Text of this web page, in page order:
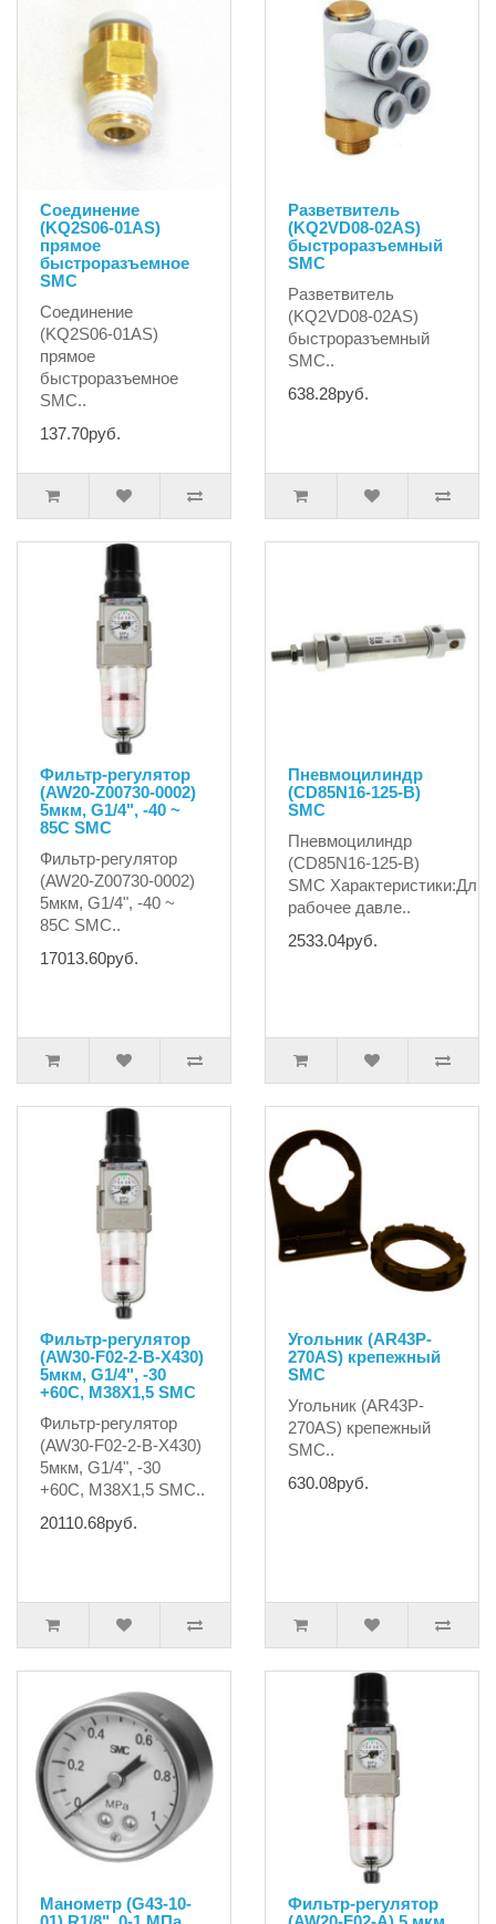
Соединение
(KQ2S06-01AS)
прямое
быстроразъемное
SMC
Соединение
(KQ2S06-01AS)
прямое
быстроразъемное
SMC..
137.70руб.
Разветвитель
(KQ2VD08-02AS)
быстроразъемный
SMC
Разветвитель
(KQ2VD08-02AS)
быстроразъемный
SMC..
638.28руб.
Фильтр-регулятор
(AW20-Z00730-0002)
5мкм, G1/4", -40 ~
85C SMC
Фильтр-регулятор
(AW20-Z00730-0002)
5мкм, G1/4", -40 ~
85C SMC..
17013.60руб.
Пневмоцилиндр
(CD85N16-125-B)
SMC
Пневмоцилиндр
(CD85N16-125-B)
SMC
рабочее давле..
2533.04руб.
Фильтр-регулятор
(AW30-F02-2-B-X430)
5мкм, G1/4", -30
+60C, М38X1,5 SMC
Фильтр-регулятор
(AW30-F02-2-B-X430)
5мкм, G1/4", -30
+60C, М38X1,5 SMC..
20110.68руб.
Угольник (AR43P-
270AS) крепежный
SMC
Угольник (AR43P-
270AS) крепежный
SMC..
630.08руб.
Манометр (G43-10-
Фильтр-регулятор